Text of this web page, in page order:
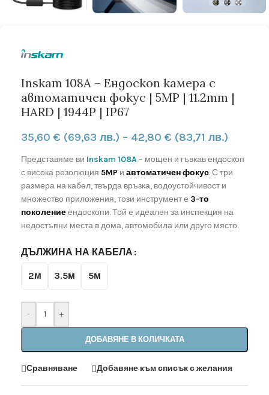
Inskam 108A – Ендоскоп камера с
автоматичен фокус | 5MP | 11.2mm |
HARD | 1944P | IP67
35,60 € (69,63 лв.) – 42,80 € (83,71 лв.)
Представяме ви Inskam 108A – мощен и гъвкав ендоскоп
с висока резолюция 5MP и автоматичен фокус. С три
размера на кабел, твърда връзка, водоустойчивост и
множество приложения, този инструмент е 3-то
поколениеендоскопи. Той е идеален за инспекция на
недостъпни места в дома, автомобила или друго място.
ДЪЛЖИНА НА КАБЕЛА
2м 3.5м 5м
- +
ДОБАВЯНЕ В КОЛИЧКАТА
Сравняване Добавяне към списък с желания